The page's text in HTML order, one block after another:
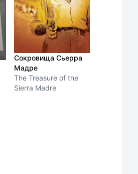
Сокровища Сьерра
Мадре
The Treasure of the
Sierra Madre